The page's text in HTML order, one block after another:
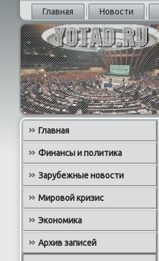
Главная Новости
Главная
Финансы и политика
Зарубежные новости
Мировой кризис
Экономика
Архив записей